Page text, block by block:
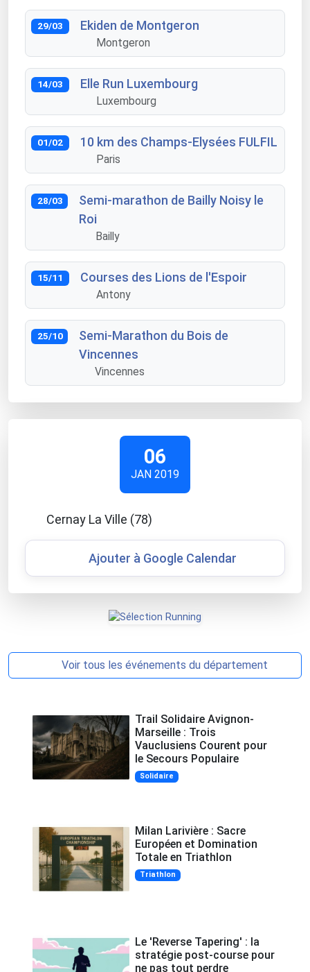
29/03 Ekiden de Montgeron
Montgeron
14/03 Elle Run Luxembourg
Luxembourg
01/02 10 km des Champs-Elysées FULFIL
Paris
28/03
Semi-marathon de Bailly Noisy le
Roi
Bailly
15/11 Courses des Lions de l'Espoir
Antony
25/10
Semi-Marathon du Bois de
Vincennes
Vincennes
06
JAN 2019
Cernay La Ville (78)
Ajouter à Google Calendar
Voir tous les événements du département
Trail Solidaire Avignon-
Marseille : Trois
Vauclusiens Courent pour
le Secours Populaire
Solidaire
Milan Larivière : Sacre
Européen et Domination
Totale en Triathlon
Triathlon
Le 'Reverse Tapering' : la
stratégie post-course pour
ne pas tout perdre